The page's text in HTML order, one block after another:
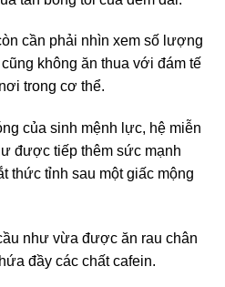
cần phải nhìn xem số lượng
không ăn thua với đám tế
trong cơ thể.
của sinh mệnh lực, hệ miễn
được tiếp thêm sức mạnh
thức tỉnh sau một giấc mộng
như vừa được ăn rau chân
đầy các chất cafein.